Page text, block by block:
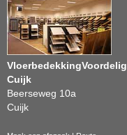
VloerbedekkingVoordelig
Cuijk
Beerseweg 10a
Cuijk